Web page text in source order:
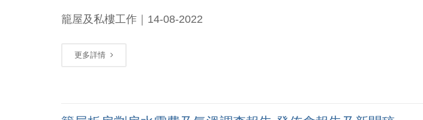
籠屋及私樓工作｜14-08-2022
更多詳情